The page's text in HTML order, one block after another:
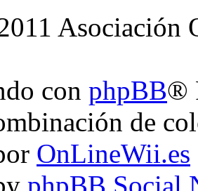
Asociación
con phpBB®
de
OnLineWii.es
phpBB Social